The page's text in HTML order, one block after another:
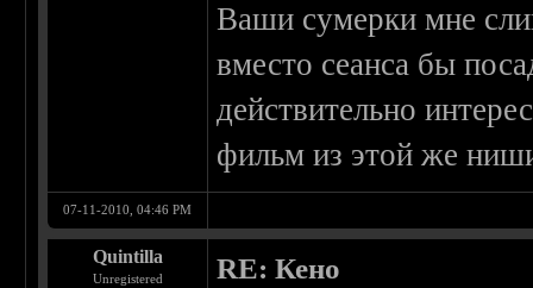
Ваши сумерки мне
вместо сеанса бы
действительно
фильм из этой же
07-11-2010, 04:46 PM
Quintilla
Unregistered RE: Кено